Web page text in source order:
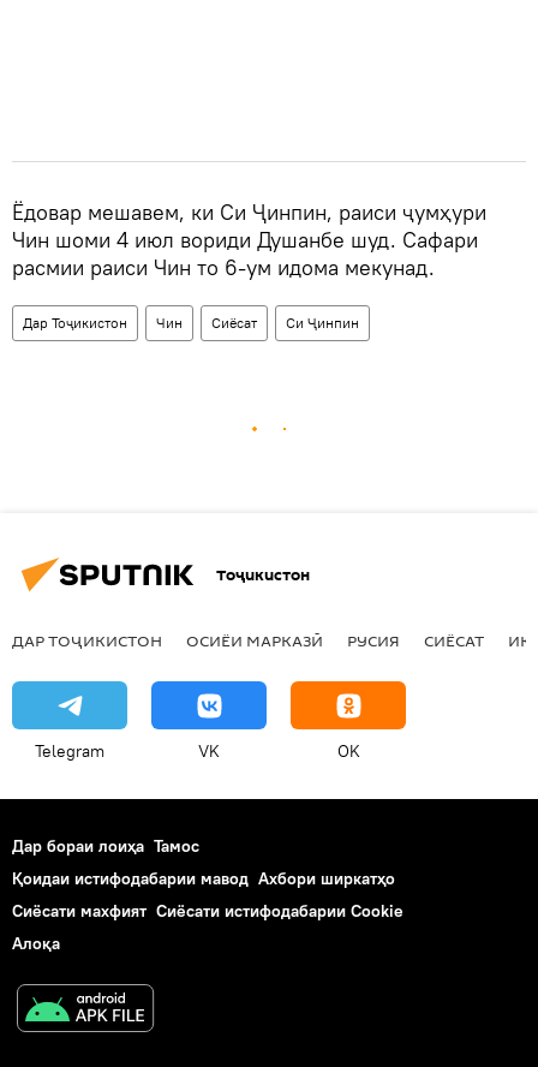
Ёдовар мешавем, ки Си Ҷинпин, раиси ҷумҳури
Чин шоми 4 июл вориди Душанбе шуд. Сафари
расмии раиси Чин то 6-ум идома мекунад.
Дар Тоҷикистон Чин Сиёсат Си Ҷинпин
Тоҷикистон
ДАР ТОҶИКИСТОН ОСИЁИ МАРКАЗӢ РУСИЯ СИЁСАТ
Telegram VK OK
Дар бораи лоиҳа Тамос
Қоидаи истифодабарии мавод Ахбори ширкатҳо
Сиёсати махфият Сиёсати истифодабарии Cookie
Алоқа